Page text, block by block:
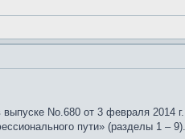
No.680 от 3 февраля 2014
пути» (разделы 1 – 9).